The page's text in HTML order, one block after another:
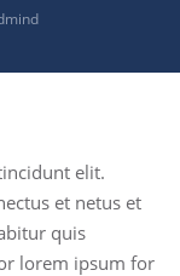
elit.
et netus et
quis
lorem ipsum for